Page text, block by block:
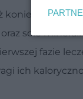
koniecznie, że
sole
fazie
ich